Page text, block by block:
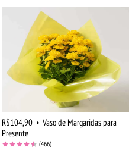
R$104,90 • Vaso de Margaridas para
Presente
(466)